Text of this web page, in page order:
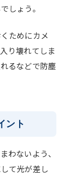
しょう。
ためにカメ
り壊れてしま
るなどで防塵
ント
わないよう、
て光が差し